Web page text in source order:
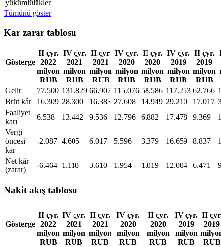
yükümlülükler
Tümünü göster
Kar zarar tablosu
Gösterge
II çyr.
2022
milyon
RUB
IV çyr.
2021
milyon
RUB
II çyr.
2021
milyon
RUB
IV çyr.
2020
milyon
RUB
II çyr.
2020
milyon
RUB
IV çyr.
2019
milyon
RUB
II çyr.
2019
milyon
RUB
Gelir 77.500 131.829 66.907 115.076 58.586 117.253 62.766
Brüt kâr
16.309 28.300 16.383 27.608 14.949 29.210 17.017
Faaliyet
karı
6.538 13.442 9.536 12.796 6.882 17.478 9.369
Vergi
öncesi
kar
-2.087 4.605 6.017 5.596 3.379 16.659 8.837
Net kâr
(zarar)
-6.464 1.118 3.610 1.954 1.819 12.084 6.471
Nakit akış tablosu
Gösterge
II çyr.
2022
milyon
RUB
IV çyr.
2021
milyon
RUB
II çyr.
2021
milyon
RUB
IV çyr.
2020
milyon
RUB
II çyr.
2020
milyon
RUB
IV çyr.
2019
milyon
RUB
II
2019
RUB